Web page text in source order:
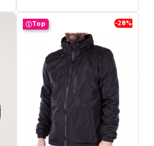
Top -28%